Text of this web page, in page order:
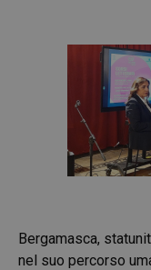
Bergamasca,
nel suo percorso